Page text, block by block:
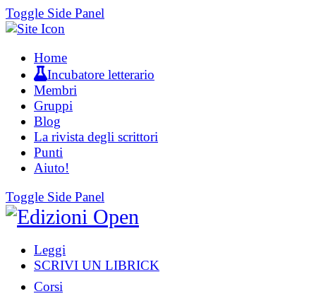
Toggle Side Panel
Home
Incubatore letterario
Membri
Gruppi
Blog
La rivista degli scrittori
Punti
Aiuto!
Toggle Side Panel
Leggi
SCRIVI UN LIBRICK
Corsi